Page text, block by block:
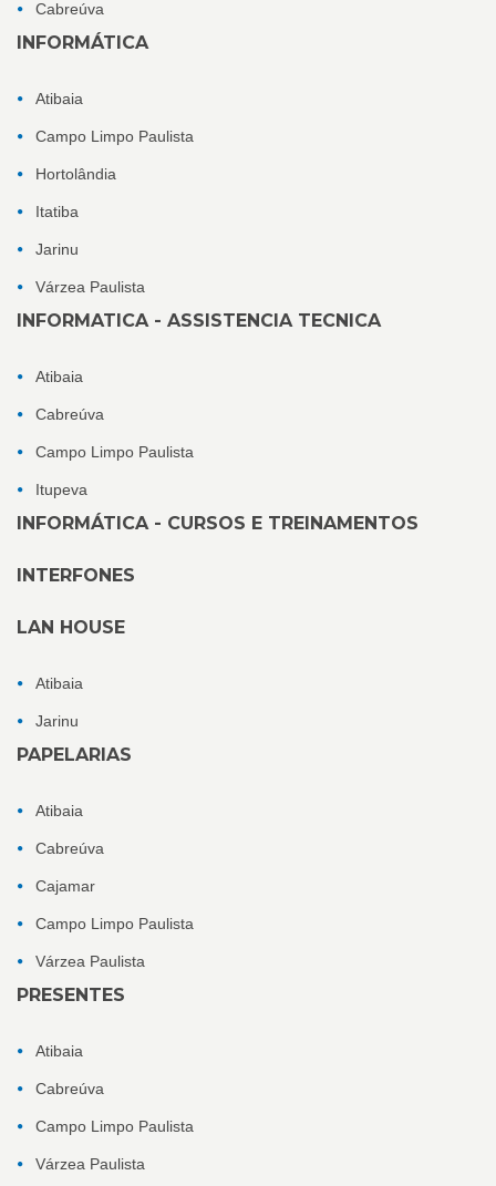
Cabreúva
INFORMÁTICA
Atibaia
Campo Limpo Paulista
Hortolândia
Itatiba
Jarinu
Várzea Paulista
INFORMATICA - ASSISTENCIA TECNICA
Atibaia
Cabreúva
Campo Limpo Paulista
Itupeva
INFORMÁTICA - CURSOS E TREINAMENTOS
INTERFONES
LAN HOUSE
Atibaia
Jarinu
PAPELARIAS
Atibaia
Cabreúva
Cajamar
Campo Limpo Paulista
Várzea Paulista
PRESENTES
Atibaia
Cabreúva
Campo Limpo Paulista
Várzea Paulista